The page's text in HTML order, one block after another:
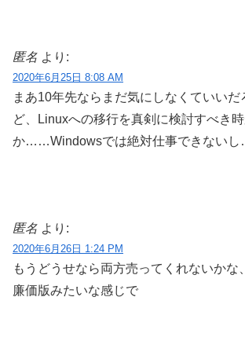
匿名 より:
2020年6月25日 8:08 AM
まあ10年先ならまだ気にしなくていいだ
ど、Linuxへの移行を真剣に検討すべき
か……Windowsでは絶対仕事できない
匿名 より:
2020年6月26日 1:24 PM
もうどうせなら両方売ってくれないかな
廉価版みたいな感じで